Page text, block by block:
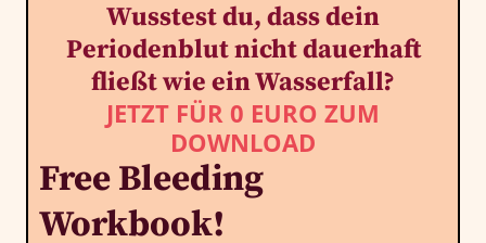
Wusstest du, dass dein
Periodenblut nicht dauerhaft
fließt wie ein Wasserfall?
JETZT FÜR 0 EURO ZUM
DOWNLOAD
Free Bleeding
Workbook!